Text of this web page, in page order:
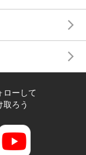
ローして
取ろう